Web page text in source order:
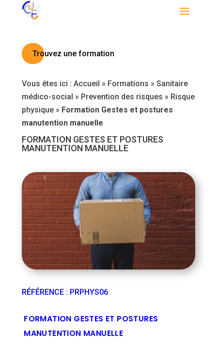
Trouvez une formation
Vous êtes ici : Accueil » Formations » Sanitaire
médico-social » Prevention des risques » Risque
physique» Formation Gestes et postures
manutention manuelle
FORMATION GESTES ET POSTURES
MANUTENTION MANUELLE
RÉFÉRENCE: PRPHYS06
FORMATION GESTES ET POSTURES
MANUTENTION MANUELLE